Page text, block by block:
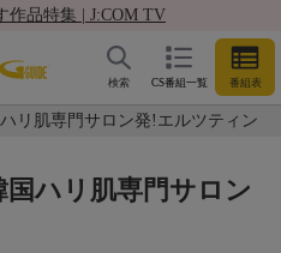
作品特集 | J:COM TV
CS番組一覧 番組表
検索
リ肌専門サロン発!エルツティン
ハリ肌専門サロン